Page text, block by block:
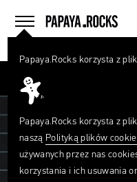
menu
home
Papaya.Rocks korzysta z
Papaya.Rocks korzysta z
naszą Polityką plików
używanych przez nas
korzystania i ich usuwania
Czego
szukasz?